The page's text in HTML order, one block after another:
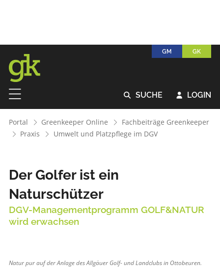
GM GK
 SUCHE  LOGIN
Portal Greenkeeper Online
Fachbeiträge Greenkeeper
Praxis
Umwelt und Platzpflege im DGV
Der Golfer ist ein
Naturschützer
DGV-Managementprogramm GOLF&NATUR
wird erwachsen
Natur pur auf der Anlage des Allgäuer Golf- und Landclubs in Ottobeuren.